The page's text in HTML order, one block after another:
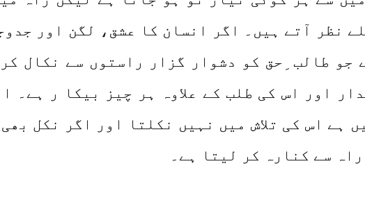
نظر آتے ہیں۔ اگر انسان کا عشق، لگن اور
جو طالب ِحق کو دشوار گزار راستوں سے نکال
اور اس کی طلب کے علاوہ ہر چیز بیکا ر ہے۔
ہے اس کی تلاش میں نہیں نکلتا اور اگر نکل
سے کنارہ کر لیتا ہے۔